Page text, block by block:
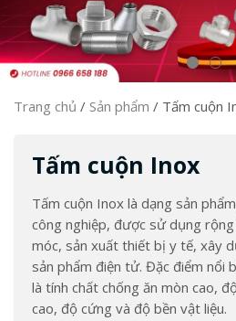
Trang chủ / Sản phẩm / Tấm cuộn
Tấm cuộn Inox
Tấm cuộn Inox là dạng sản
công nghiệp, được sử dụng
móc, sản xuất thiết bị y tế, xây
sản phẩm điện tử. Đặc điểm nổi
là tính chất chống ăn mòn cao,
cao, độ cứng và độ bền vật liệu.